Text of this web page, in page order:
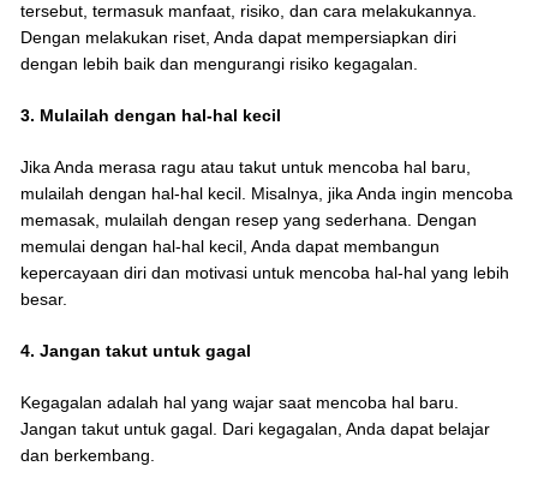
tersebut, termasuk manfaat, risiko, dan cara melakukannya.
Dengan melakukan riset, Anda dapat mempersiapkan diri
dengan lebih baik dan mengurangi risiko kegagalan.
3. Mulailah dengan hal-hal kecil
Jika Anda merasa ragu atau takut untuk mencoba hal baru,
mulailah dengan hal-hal kecil. Misalnya, jika Anda ingin mencoba
memasak, mulailah dengan resep yang sederhana. Dengan
memulai dengan hal-hal kecil, Anda dapat membangun
kepercayaan diri dan motivasi untuk mencoba hal-hal yang lebih
besar.
4. Jangan takut untuk gagal
Kegagalan adalah hal yang wajar saat mencoba hal baru.
Jangan takut untuk gagal. Dari kegagalan, Anda dapat belajar
dan berkembang.